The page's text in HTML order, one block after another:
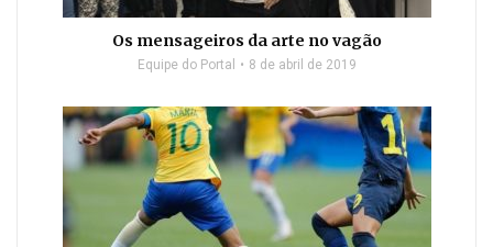
Os mensageiros da arte no vagão
Equipe do Portal 8 de abril de 2019